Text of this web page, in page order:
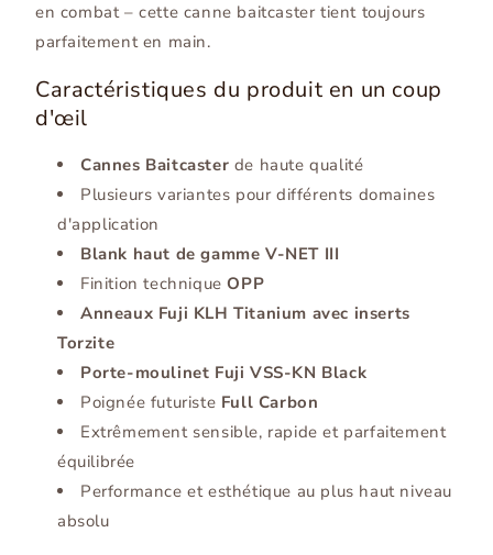
en combat – cette canne baitcaster tient toujours
parfaitement en main.
Caractéristiques du produit en un coup
d'œil
Cannes Baitcaster de haute qualité
Plusieurs variantes pour différents domaines
d'application
Blank haut de gamme V-NET III
Finition techniqueOPP
Anneaux Fuji KLH Titanium avec inserts
Torzite
Porte-moulinet Fuji VSS-KN Black
Poignée futuriste Full Carbon
Extrêmement sensible, rapide et parfaitement
équilibrée
Performance et esthétique au plus haut niveau
absolu